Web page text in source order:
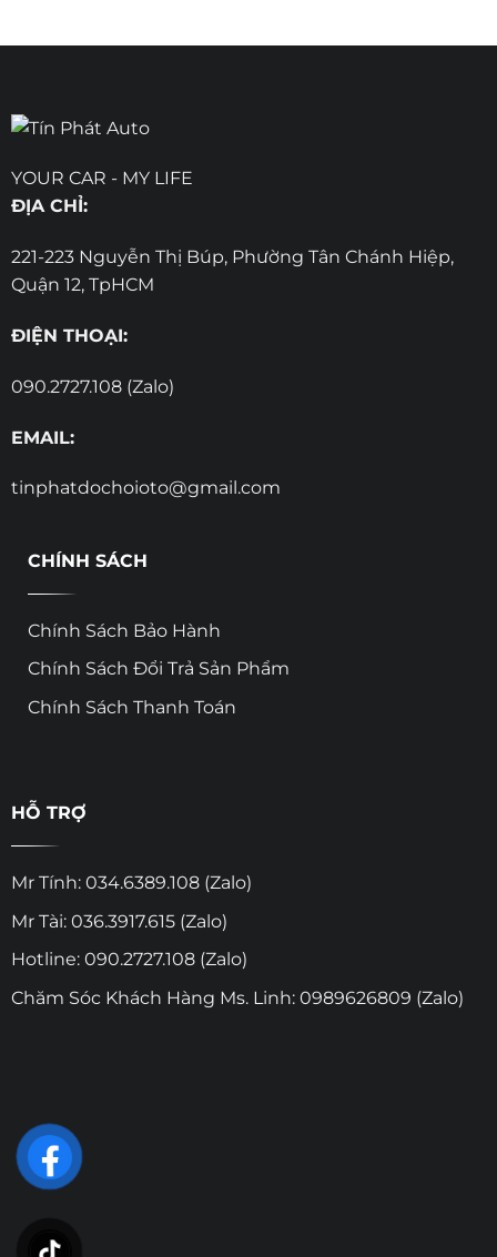
YOUR CAR - MY LIFE
ĐỊA CHỈ:
221-223 Nguyễn Thị Búp, Phường Tân Chánh Hiệp,
Quận 12, TpHCM
ĐIỆN THOẠI:
090.2727.108 (Zalo)
EMAIL:
tinphatdochoioto@gmail.com
CHÍNH SÁCH
Chính Sách Bảo Hành
Chính Sách Đổi Trả Sản Phẩm
Chính Sách Thanh Toán
HỖ TRỢ
Mr Tính: 034.6389.108 (Zalo)
Mr Tài: 036.3917.615 (Zalo)
Hotline: 090.2727.108 (Zalo)
Chăm Sóc Khách Hàng Ms. Linh: 0989626809 (Zalo)